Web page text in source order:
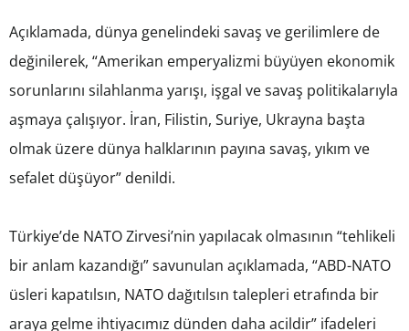
Açıklamada, dünya genelindeki savaş ve gerilimlere de
değinilerek, “Amerikan emperyalizmi büyüyen ekonomik
sorunlarını silahlanma yarışı, işgal ve savaş politikalarıyla
aşmaya çalışıyor. İran, Filistin, Suriye, Ukrayna başta
olmak üzere dünya halklarının payına savaş, yıkım ve
sefalet düşüyor” denildi.
Türkiye’de NATO Zirvesi’nin yapılacak olmasının “tehlikeli
bir anlam kazandığı” savunulan açıklamada, “ABD-NATO
üsleri kapatılsın, NATO dağıtılsın talepleri etrafında bir
araya gelme ihtiyacımız dünden daha acildir” ifadeleri